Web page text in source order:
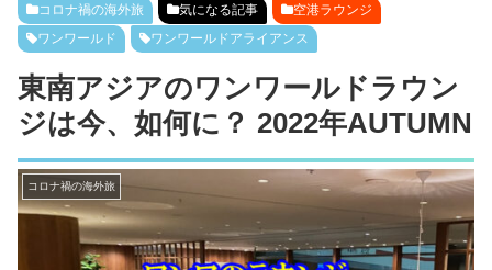
コロナ禍の海外旅 気になる記事
空港ラウンジ
ワンワールド
ワンワールドアライアンス
東南アジアのワンワールドラウン
ジは今、如何に？ 2022年AUTUMN
コロナ禍の海外旅